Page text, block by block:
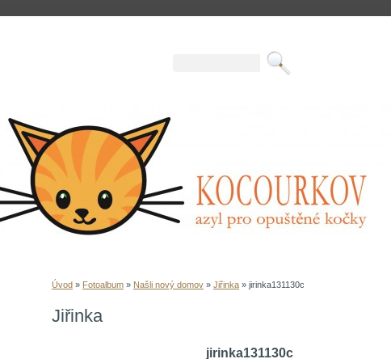
Úvod » Fotoalbum » Našli nový domov » Jiřinka » jirinka131130c
Jiřinka
jirinka131130c